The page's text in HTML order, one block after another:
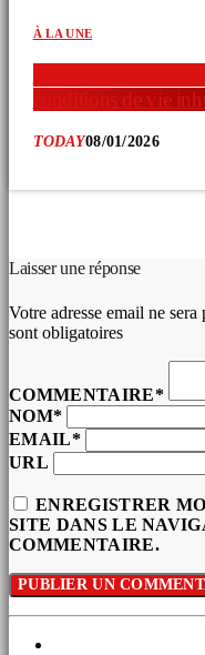
À LA UNE
conditions de vie
TODAY08/01/2026
Laisser une réponse
Votre adresse email ne
sont obligatoires
COMMENTAIRE*
NOM*
EMAIL*
URL
ENREGISTRER
SITE DANS LE
COMMENTAIRE.